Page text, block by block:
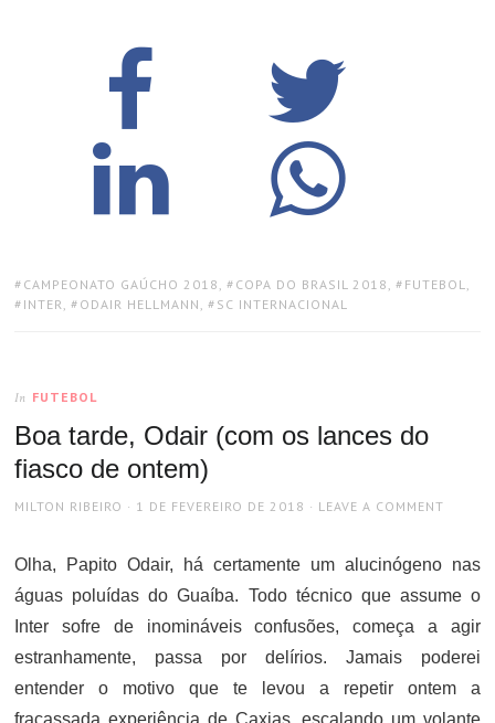
TAGS:
CAMPEONATO GAÚCHO 2018 , COPA DO BRASIL 2018 , FUTEBOL,
INTER, ODAIR HELLMANN , SC INTERNACIONAL
In FUTEBOL
Boa tarde, Odair (com os lances do
fiasco de ontem)
AUTHOR
MILTON RIBEIRO
POSTED
1 DE FEVEREIRO DE 2018 LEAVE A COMMENT
Olha, Papito Odair, há certamente um alucinógeno nas
águas poluídas do Guaíba. Todo técnico que assume o
Inter sofre de inomináveis confusões, começa a agir
estranhamente, passa por delírios. Jamais poderei
entender o motivo que te levou a repetir ontem a